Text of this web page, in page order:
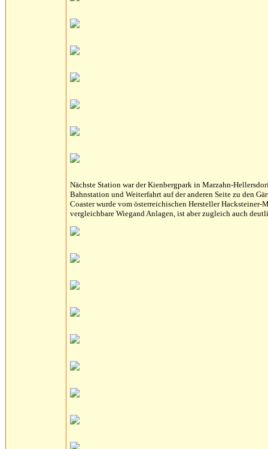
Nächste Station war der Kienbergpark in Marzahn-
Bahnstation und Weiterfahrt auf der anderen Seite zu den
Coaster wurde vom österreichischen Hersteller
vergleichbare Wiegand Anlagen, ist aber zugleich auch